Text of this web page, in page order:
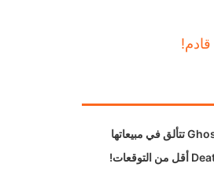
تقرير: Ghost of Yōtei تتألق في مبيعاتها